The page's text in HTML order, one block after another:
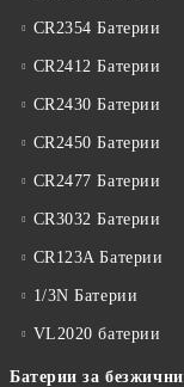
CR2354 Батерии
CR2412 Батерии
CR2430 Батерии
CR2450 Батерии
CR2477 Батерии
CR3032 Батерии
CR123A Батерии
1/3N Батерии
VL2020 батерии
Батерии за безжични